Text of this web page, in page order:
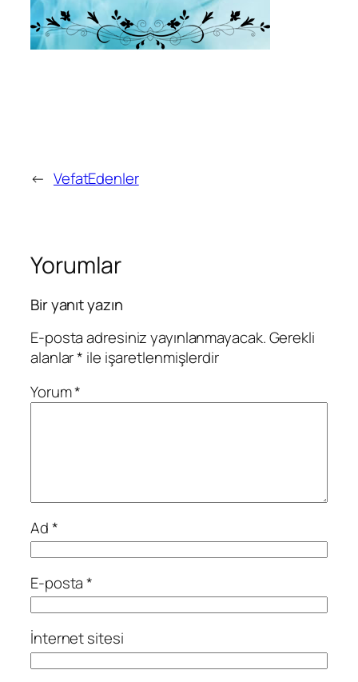
← VefatEdenler
Yorumlar
Bir yanıt yazın
E-posta adresiniz yayınlanmayacak.Gerekli
alanlar* ile işaretlenmişlerdir
Yorum*
Ad*
E-posta*
İnternet sitesi